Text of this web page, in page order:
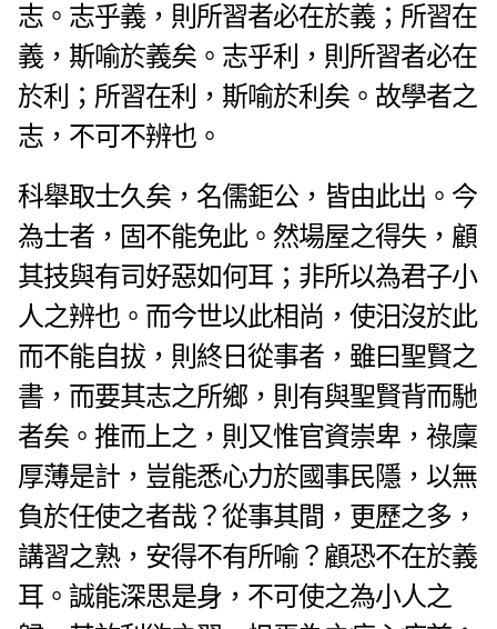
志。志乎義，則所習者必在於義；所習在
義，斯喻於義矣。志乎利，則所習者必在
於利；所習在利，斯喻於利矣。故學者之
志，不可不辨也。
科舉取士久矣，名儒鉅公，皆由此出。今
為士者，固不能免此。然場屋之得失，顧
其技與有司好惡如何耳；非所以為君子小
人之辨也。而今世以此相尚，使汨沒於此
而不能自拔，則終日從事者，雖曰聖賢之
書，而要其志之所鄉，則有與聖賢背而馳
者矣。 推而上之，則又惟官資崇卑，祿廩
厚薄是計，豈能悉心力於國事民隱，以無
負於任使之者哉？從事其間，更歷之多，
講習之熟，安得不有所喻？顧恐不在於義
耳。誠能深思是身，不可使之為小人之